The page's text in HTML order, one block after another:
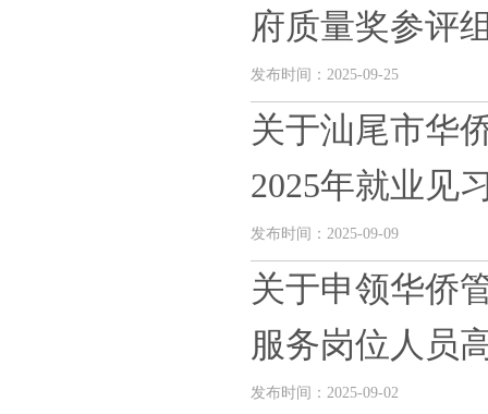
府质量奖参评
发布时间：2025-09-25
关于汕尾市华
2025年就业见
发布时间：2025-09-09
关于申领华侨
服务岗位人员
发布时间：2025-09-02